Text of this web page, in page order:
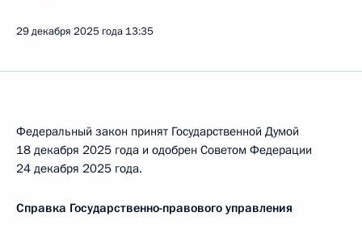
29 декабря 2025 года 13:35
Федеральный закон принят Государственной Думой
18 декабря 2025 года и одобрен Советом Федерации
24 декабря 2025 года.
Справка Государственно-правового управления